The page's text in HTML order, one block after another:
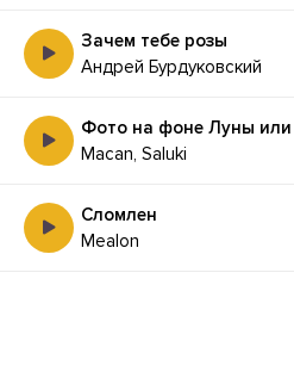
Зачем тебе розы
Андрей Бурдуковский
Macan, Saluki
Сломлен
Mealon